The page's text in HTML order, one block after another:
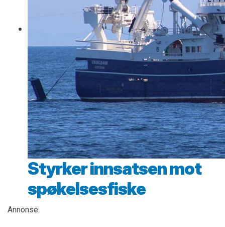
Styrker innsatsen mot
spøkelsesfiske
Annonse: